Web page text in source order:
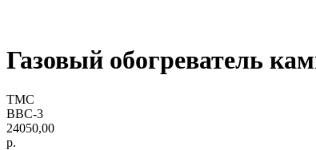
Газовый обогреватель
ТМС
ВВС-3
24050,00
р.